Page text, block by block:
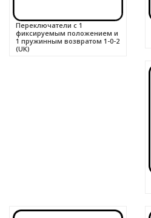
Переключатели с 1
фиксируемым положением и
1 пружинным возвратом 1-0-2
(UK)